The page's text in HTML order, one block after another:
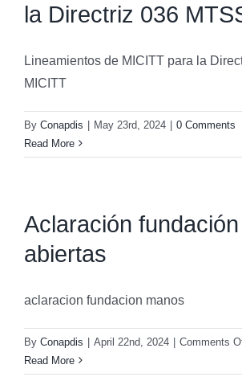
la Directriz 036
Lineamientos de MICITT para la
MICITT
By Conapdis May 23rd, 2024
0 Comments
Read More
Aclaración
abiertas
aclaracion fundacion manos
By Conapdis April 22nd, 2024 Comments
Read More